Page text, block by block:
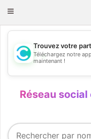
Toggle
💖
Trouvez votre
Téléchargez notre
maintenant !
Réseau